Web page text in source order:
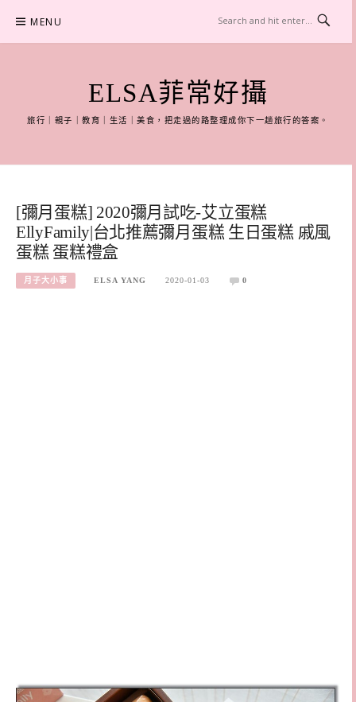
content
MENU
ELSA菲常好攝
旅行｜親子｜教育｜生活｜美食，把走過的路整理成你下一趟旅行的答案。
[彌月蛋糕] 2020彌月試吃-艾立蛋糕
EllyFamily|台北推薦彌月蛋糕 生日蛋糕 戚風
蛋糕 蛋糕禮盒
月子大小事 ELSA YANG 2020-01-03 0